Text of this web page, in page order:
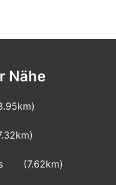
Nähe
(7.62km)